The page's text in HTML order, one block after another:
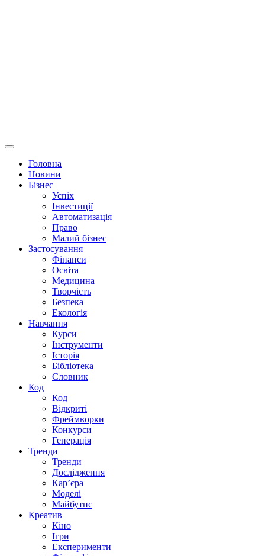
Головна
Новини
Бізнес
Успіх
Інвестиції
Автоматизація
Право
Малий бізнес
Застосування
Фінанси
Освіта
Медицина
Творчість
Безпека
Екологія
Навчання
Курси
Інструменти
Історія
Бібліотека
Словник
Код
Код
Відкриті
Фреймворки
Конкурси
Генерація
Тренди
Тренди
Дослідження
Кар’єра
Моделі
Майбутнє
Креатив
Кіно
Ігри
Експерименти